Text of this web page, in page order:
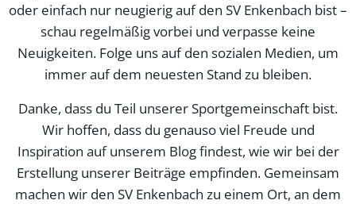
oder einfach nur neugierig auf den SV Enkenbach bist –
schau regelmäßig vorbei und verpasse keine
Neuigkeiten. Folge uns auf den sozialen Medien, um
immer auf dem neuesten Stand zu bleiben.
Danke, dass du Teil unserer Sportgemeinschaft bist.
Wir hoffen, dass du genauso viel Freude und
Inspiration auf unserem Blog findest, wie wir bei der
Erstellung unserer Beiträge empfinden. Gemeinsam
machen wir den SV Enkenbach zu einem Ort, an dem